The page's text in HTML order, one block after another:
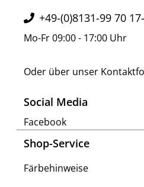
+49-(0)8131-99 70
Mo-Fr 09:00 - 17:00 Uhr
Oder über unser
Social Media
Facebook
Shop-Service
Färbehinweise